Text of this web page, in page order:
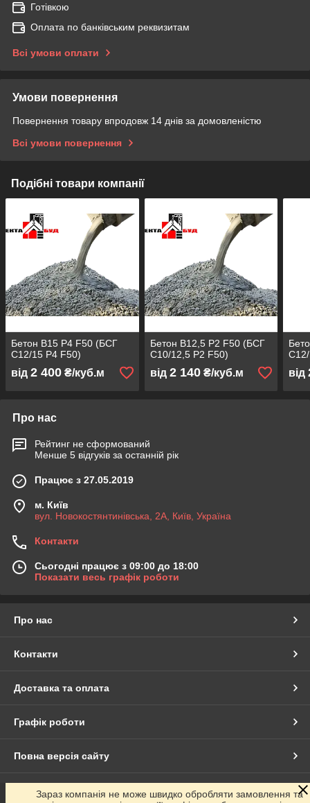
Готівкою
Оплата по банківським реквизитам
Всі умови оплати
Умови повернення
Повернення товару впродовж 14 днів за домовленістю
Всі умови повернення
Подібні товари компанії
Бетон В15 Р4 F50 (БСГ
С12/15 Р4 F50)
від 2 400 ₴/куб.м
Бетон В12,5 Р2 F50 (БСГ
С10/12,5 Р2 F50)
від 2 140₴/куб.м від
Про нас
Рейтинг не сформований
Менше 5 відгуків за останній рік
Працює з 27.05.2019
м. Київ
вул. Новокостянтинівська, 2А, Київ, Україна
Контакти
Сьогодні працює з 09:00 до 18:00
Показати весь графік роботи
Про нас
Контакти
Доставка та оплата
Графік роботи
Повна версія сайту
Сайт створено на маркетплейсіProm.ua
Зараз компанія не може швидко обробляти замовлення та